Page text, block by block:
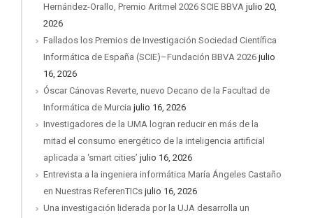
Hernández-Orallo, Premio Aritmel 2026 SCIE BBVA julio 20,
2026
Fallados los Premios de Investigación Sociedad Científica
Informática de España (SCIE)–Fundación BBVA 2026 julio
16, 2026
Óscar Cánovas Reverte, nuevo Decano de la Facultad de
Informática de Murcia julio 16, 2026
Investigadores de la UMA logran reducir en más de la
mitad el consumo energético de la inteligencia artificial
aplicada a ‘smart cities’ julio 16, 2026
Entrevista a la ingeniera informática María Ángeles Castaño
en Nuestras ReferenTICs julio 16, 2026
Una investigación liderada por la UJA desarrolla un